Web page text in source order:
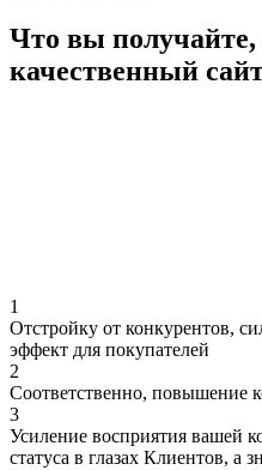
Что вы получайте,
качественный
1
Отстройку от конкурентов,
эффект для покупателей
2
Соответственно, повышение
3
Усиление восприятия вашей
статуса в глазах Клиентов, а